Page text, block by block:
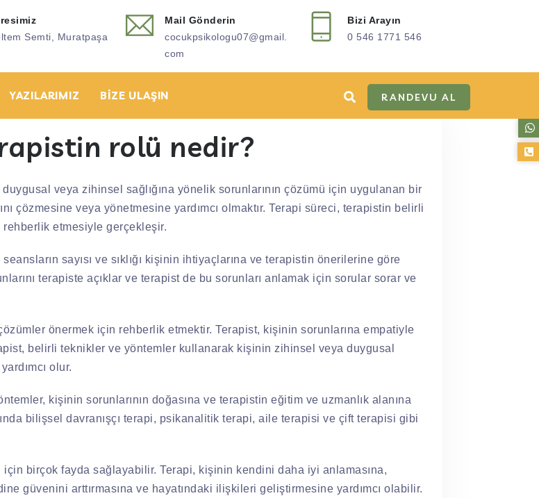
Semti, Muratpaşa
Mail Gönderin
cocukpsikologu07@gmail.
com
Bizi Arayın
0 546 1771 546
YAZILARIMIZ BIZE ULAŞIN RANDEVU AL
rolü nedir?
veya zihinsel sağlığına yönelik sorunlarının çözümü için uygulanan bir
çözmesine veya yönetmesine yardımcı olmaktır. Terapi süreci, terapistin belirli
etmesiyle gerçekleşir.
sayısı ve sıklığı kişinin ihtiyaçlarına ve terapistin önerilerine göre
terapiste açıklar ve terapist de bu sorunları anlamak için sorular sorar ve
önermek için rehberlik etmektir. Terapist, kişinin sorunlarına empatiyle
belirli teknikler ve yöntemler kullanarak kişinin zihinsel veya duygusal
olur.
kişinin sorunlarının doğasına ve terapistin eğitim ve uzmanlık alanına
bilişsel davranışçı terapi, psikanalitik terapi, aile terapisi ve çift terapisi gibi
birçok fayda sağlayabilir. Terapi, kişinin kendini daha iyi anlamasına,
güvenini arttırmasına ve hayatındaki ilişkileri geliştirmesine yardımcı olabilir.